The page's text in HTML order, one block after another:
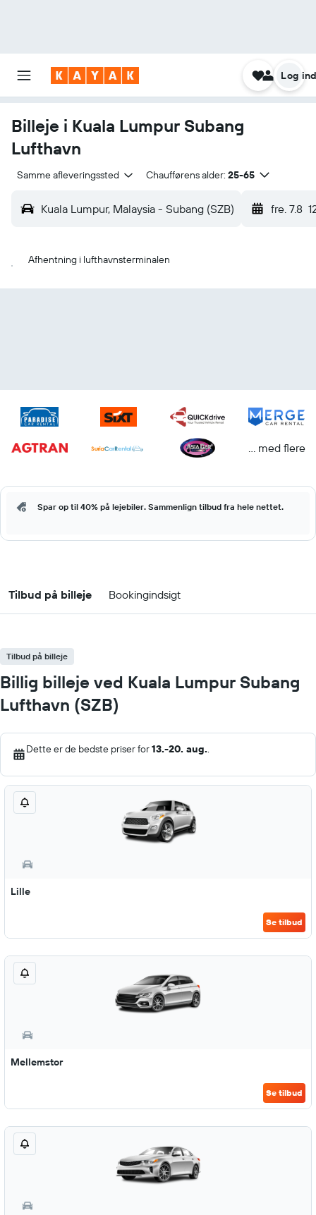
Log
Billeje i Kuala Lumpur Subang
Lufthavn
Samme afleveringssted Chaufførens alder: 25-65
Kuala Lumpur, Malaysia - Subang (SZB) fre. 7.8
Afhentning i lufthavnsterminalen
... med flere
Spar op til 40% på lejebiler. Sammenlign tilbud fra hele nettet.
Tilbud på billeje Bookingindsigt
Tilbud på billeje
Billig billeje ved Kuala Lumpur Subang
Lufthavn (SZB)
Dette er de bedste priser for13.-20. aug..
Lille
Se tilbud
Mellemstor
Se tilbud